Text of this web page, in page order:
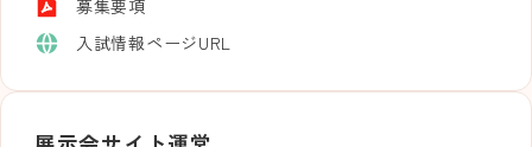
募集要項
入試情報ページURL